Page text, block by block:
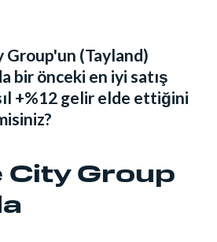
Group'un (Tayland)
bir önceki en iyi satış
+%12 gelir elde ettiğini
City Group